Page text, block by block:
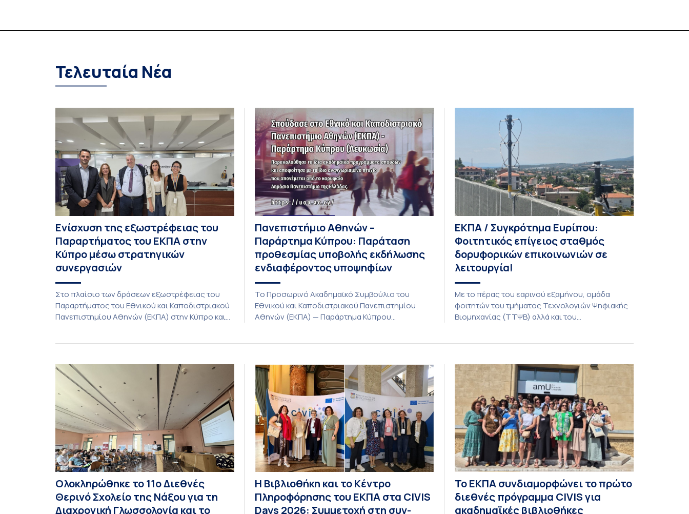
PolyCIVIS. Το εν λόγω πρόγραμμα συγκέντρωσε
πρόσκλησης υποβολής προτάσεων για τα MSCA
Τελευταία Νέα
Ενίσχυση της εξωστρέφειας του
Παραρτήματος του ΕΚΠΑ στην
Κύπρο μέσω στρατηγικών
συνεργασιών
Στο πλαίσιο των δράσεων εξωστρέφειας του
Παραρτήματος του Εθνικού και Καποδιστριακού
Πανεπιστημίου Αθηνών (ΕΚΠΑ) στην Κύπρο και
Διοίκησης Επιχειρήσεων και Οργανισμών τον
Σεπτέμβριο του 2026, ο Κοσμήτορας της Σχολής
Οικονομικών και Πολιτικών Επιστημών,
Καθηγητής Νικόλαος Ηρειώτης, και ο Πρόεδρος
του Τμήματος […]
Πανεπιστήμιο Αθηνών –
Παράρτημα Κύπρου: Παράταση
προθεσμίας υποβολής εκδήλωσης
ενδιαφέροντος υποψηφίων
Το Προσωρινό Ακαδημαϊκό Συμβούλιο του
Εθνικού και Καποδιστριακού Πανεπιστημίου
Αθηνών (ΕΚΠΑ) — Παράρτημα Κύπρου
εκδήλωσης ενδιαφέροντος για την φοίτηση σε
Προγράμματα Σπουδών, Τμημάτων του
Πανεπιστημίου μας στο Παράρτημα Κύπρου για
το ακαδημαϊκό έτος 2026-2027, έως τη Δευτέρα
31 Αυγούστου 2026. […]
ΕΚΠΑ / Συγκρότημα Ευρίπου:
Φοιτητικός επίγειος σταθμός
δορυφορικών επικοινωνιών σε
λειτουργία!
Με το πέρας του εαρινού εξαμήνου, ομάδα
φοιτητών του τμήματος Τεχνολογιών Ψηφιακής
Βιομηχανίας (ΤΤΨΒ) αλλά και του
λειτουργεί πλέον στο Συγκρότημα Ευρίπου και
εντάσσεται στο παγκόσμιο δίκτυο SatNOGS. Η
ιδέα προέκυψε έπειτα από την επίσκεψη
φοιτητών του ΤΤΨΒ στο Open Source […]
Ολοκληρώθηκε το 11ο Διεθνές
Θερινό Σχολείο της Νάξου για τη
Διαχρονική Γλωσσολογία και το
Η Βιβλιοθήκη και το Κέντρο
Πληροφόρησης του ΕΚΠΑ στα CIVIS
Days 2026: Συμμετοχή στη συν-
Το ΕΚΠΑ συνδιαμορφώνει το πρώτο
διεθνές πρόγραμμα CIVIS για
ακαδημαϊκές βιβλιοθήκες